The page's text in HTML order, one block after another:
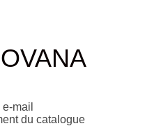
mail
du catalogue